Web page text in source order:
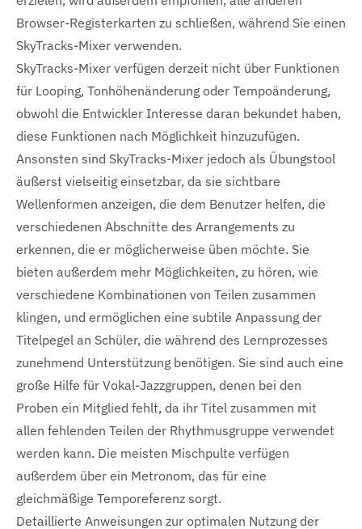
Browser-Registerkarten zu schließen, während Sie einen
SkyTracks-Mixer verwenden.
SkyTracks-Mixer verfügen derzeit nicht über Funktionen
für Looping, Tonhöhenänderung oder Tempoänderung,
obwohl die Entwickler Interesse daran bekundet haben,
diese Funktionen nach Möglichkeit hinzuzufügen.
Ansonsten sind SkyTracks-Mixer jedoch als Übungstool
äußerst vielseitig einsetzbar, da sie sichtbare
Wellenformen anzeigen, die dem Benutzer helfen, die
verschiedenen Abschnitte des Arrangements zu
erkennen, die er möglicherweise üben möchte. Sie
bieten außerdem mehr Möglichkeiten, zu hören, wie
verschiedene Kombinationen von Teilen zusammen
klingen, und ermöglichen eine subtile Anpassung der
Titelpegel an Schüler, die während des Lernprozesses
zunehmend Unterstützung benötigen. Sie sind auch eine
große Hilfe für Vokal-Jazzgruppen, denen bei den
Proben ein Mitglied fehlt, da ihr Titel zusammen mit
allen fehlenden Teilen der Rhythmusgruppe verwendet
werden kann. Die meisten Mischpulte verfügen
außerdem über ein Metronom, das für eine
gleichmäßige Temporeferenz sorgt.
Detaillierte Anweisungen zur optimalen Nutzung der